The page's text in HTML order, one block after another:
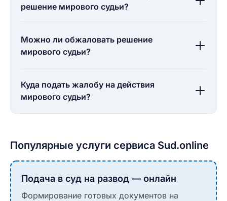
решение мирового судьи?
Можно ли обжаловать решение
мирового судьи?
Куда подать жалобу на действия
мирового судьи?
Популярные услуги сервиса Sud.online
Подача в суд на развод — онлайн
Формирование готовых документов на